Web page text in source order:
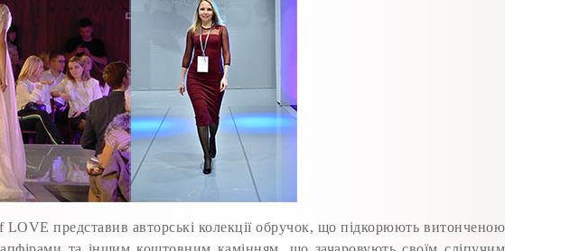
представив авторські колекції обручок, що підкорюють витонченою